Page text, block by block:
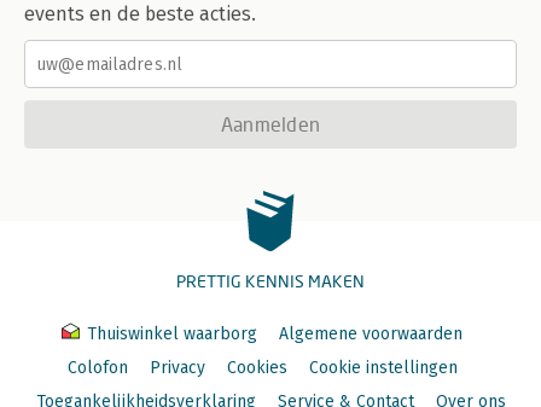
events en de beste acties.
Aanmelden
PRETTIG KENNIS MAKEN
Thuiswinkel waarborg
Algemene voorwaarden
Colofon
Privacy Cookies
Cookie instellingen
Toegankelijkheidsverklaring
Service & Contact Over ons